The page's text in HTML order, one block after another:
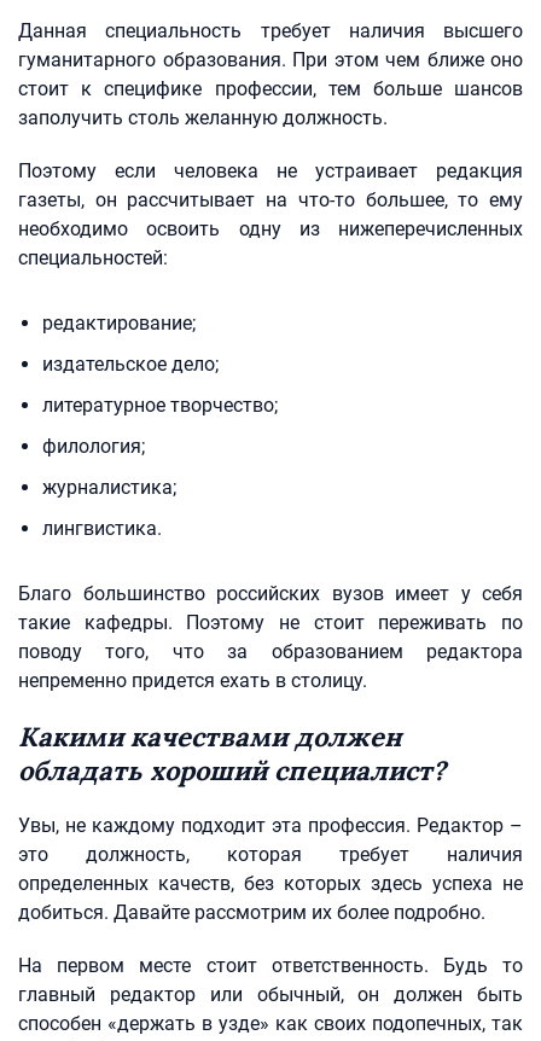
Данная специальность требует наличия высшего
гуманитарного образования. При этом чем ближе оно
стоит к специфике профессии, тем больше шансов
заполучить столь желанную должность.
Поэтому если человека не устраивает редакция
газеты, он рассчитывает на что-то большее, то ему
необходимо освоить одну из нижеперечисленных
специальностей:
редактирование;
издательское дело;
литературное творчество;
филология;
журналистика;
лингвистика.
Благо большинство российских вузов имеет у себя
такие кафедры. Поэтому не стоит переживать по
поводу того, что за образованием редактора
непременно придется ехать в столицу.
Какими качествами должен
обладать хороший специалист?
Увы, не каждому подходит эта профессия. Редактор –
это должность, которая требует наличия
определенных качеств, без которых здесь успеха не
добиться. Давайте рассмотрим их более подробно.
На первом месте стоит ответственность. Будь то
главный редактор или обычный, он должен быть
способен «держать в узде» как своих подопечных, так